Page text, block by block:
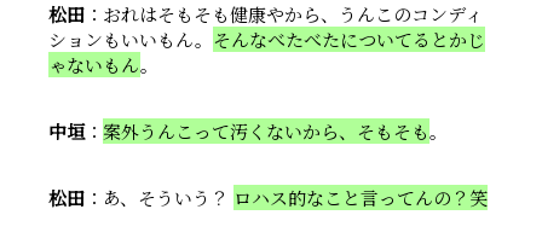
松田 ：おれはそもそも健康やから、うんこのコンディ
ションもいいもん。 そんなべたべたについてるとかじ
ゃないもん。
中垣： 案外うんこって汚くないから、そもそも。
松田 ：あ、そういう？ ロハス的なこと言ってんの？笑